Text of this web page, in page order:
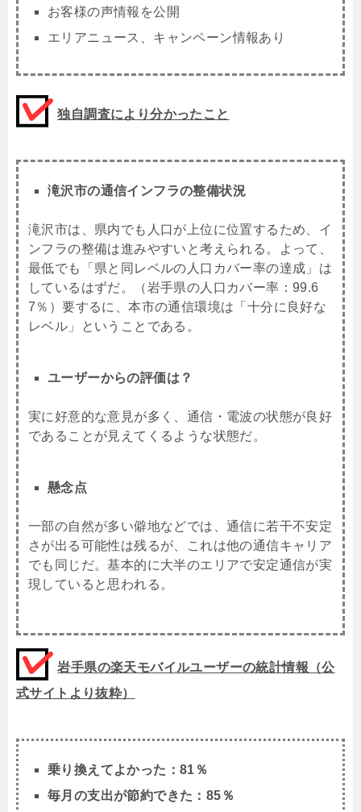
お客様の声情報を公開
エリアニュース、キャンペーン情報あり
独自調査により分かったこと
滝沢市の通信インフラの整備状況
滝沢市は、県内でも人口が上位に位置するため、イ
ンフラの整備は進みやすいと考えられる。よって、
最低でも「県と同レベルの人口カバー率の達成」は
しているはずだ。（岩手県の人口カバー率：99.6
7％）要するに、本市の通信環境は「十分に良好な
レベル」ということである。
ユーザーからの評価は？
実に好意的な意見が多く、通信・電波の状態が良好
であることが見えてくるような状態だ。
懸念点
一部の自然が多い僻地などでは、通信に若干不安定
さが出る可能性は残るが、これは他の通信キャリア
でも同じだ。基本的に大半のエリアで安定通信が実
現していると思われる。
岩手県の楽天モバイルユーザーの統計情報（公
式サイトより抜粋）
乗り換えてよかった：81％
毎月の支出が節約できた：85％